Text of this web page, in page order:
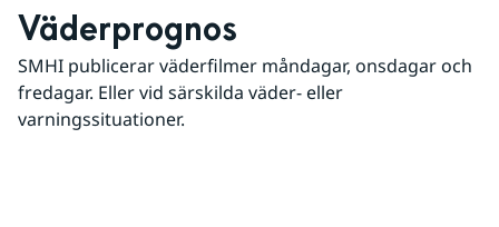
Väderprognos
SMHI publicerar väderfilmer måndagar, onsdagar och
fredagar. Eller vid särskilda väder- eller
varningssituationer.